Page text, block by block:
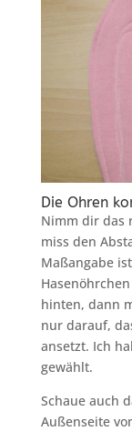
Die Ohren
Nimm dir das
miss den
Maßangabe
hinten, dann
nur darauf,
ansetzt. Ich
gewählt.
Schaue auch
Außenseite